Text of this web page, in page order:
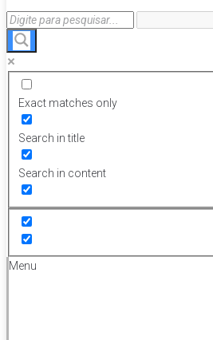
Exact matches only
Search in title
Search in content
Menu